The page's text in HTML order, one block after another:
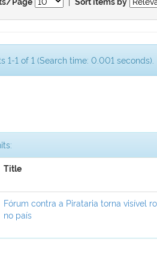
Page Sort items by
1-1 of 1 (Search time: 0.001 seconds).
Title
Fórum contra a Pirataria torna visível
no país